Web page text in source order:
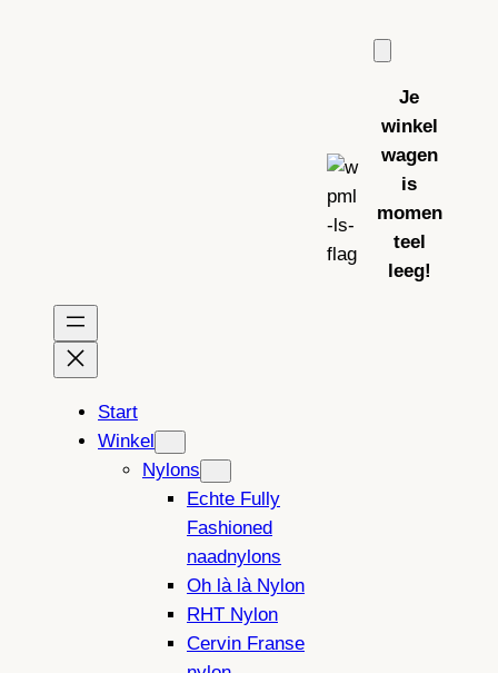
Je
winkel
wagen
is
momen
teel
leeg!
Start
Winkel
Nylons
Echte Fully
Fashioned
naadnylons
Oh là là Nylon
RHT Nylon
Cervin Franse